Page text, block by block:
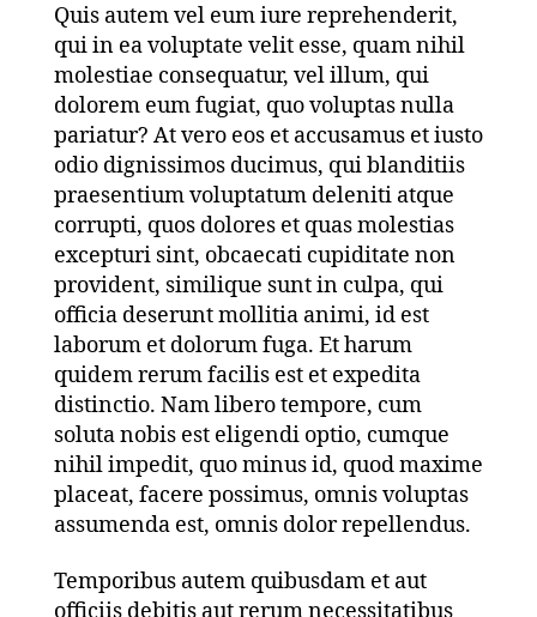
Quis autem vel eum iure reprehenderit,
qui in ea voluptate velit esse, quam nihil
molestiae consequatur, vel illum, qui
dolorem eum fugiat, quo voluptas nulla
pariatur? At vero eos et accusamus et iusto
odio dignissimos ducimus, qui blanditiis
praesentium voluptatum deleniti atque
corrupti, quos dolores et quas molestias
excepturi sint, obcaecati cupiditate non
provident, similique sunt in culpa, qui
officia deserunt mollitia animi, id est
laborum et dolorum fuga. Et harum
quidem rerum facilis est et expedita
distinctio. Nam libero tempore, cum
soluta nobis est eligendi optio, cumque
nihil impedit, quo minus id, quod maxime
placeat, facere possimus, omnis voluptas
assumenda est, omnis dolor repellendus.
Temporibus autem quibusdam et aut